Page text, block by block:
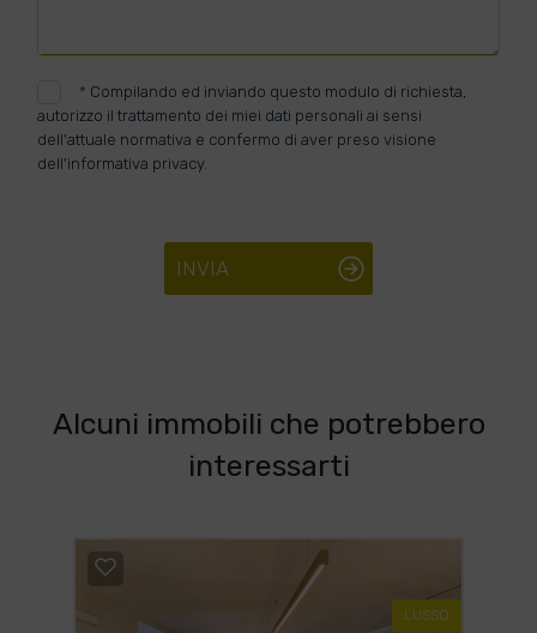
* Compilando ed inviando questo modulo di richiesta,
autorizzo il trattamento dei miei dati personali ai sensi
dell'attuale normativa e confermo di aver preso visione
dell'informativa privacy.
INVIA
Alcuni immobili che potrebbero
interessarti
LUSSO